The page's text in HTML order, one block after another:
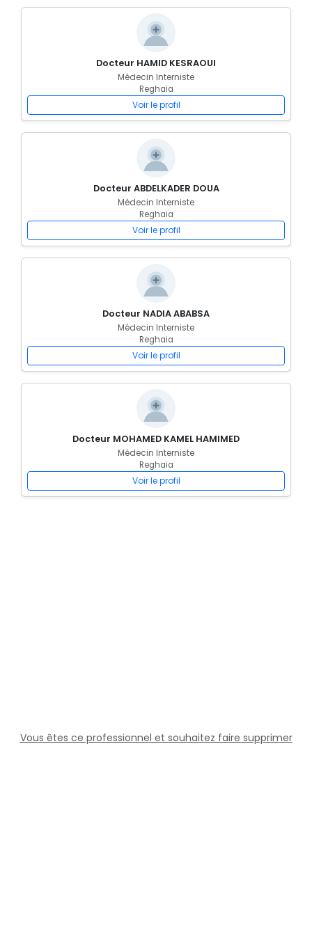
Docteur HAMID KESRAOUI
Médecin Interniste
Reghaia
Voir le profil
Docteur ABDELKADER DOUA
Médecin Interniste
Reghaia
Voir le profil
Docteur NADIA ABABSA
Médecin Interniste
Reghaia
Voir le profil
Docteur MOHAMED KAMEL HAMIMED
Médecin Interniste
Reghaia
Voir le profil
Vous êtes ce professionnel et souhaitez faire supprimer